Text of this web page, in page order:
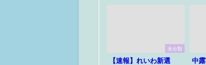
未分類
【速報】れいわ新選
中